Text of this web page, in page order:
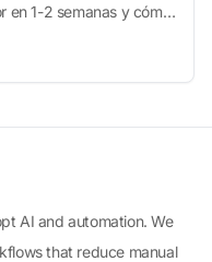
en 1-2 semanas y cómo
AI and automation. We
that reduce manual